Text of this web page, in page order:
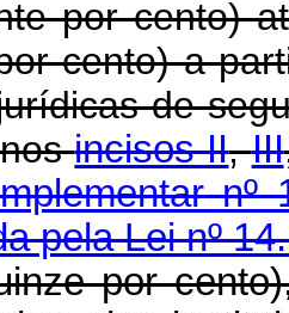
por cento)
cento) a
de
nosincisos II,III
pela Lei nº
por